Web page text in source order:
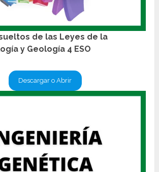
de las Leyes de la
y Geología 4 ESO
Descargar o Abrir